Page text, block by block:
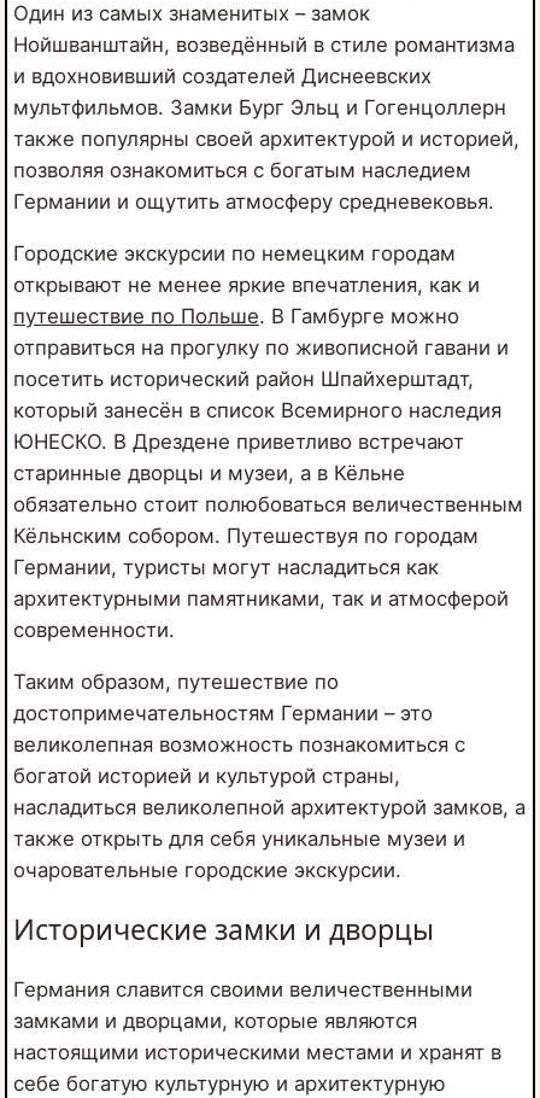
Один из самых знаменитых – замок
Нойшванштайн, возведённый в стиле романтизма
и вдохновивший создателей Диснеевских
мультфильмов. Замки Бург Эльц и Гогенцоллерн
также популярны своей архитектурой и историей,
позволяя ознакомиться с богатым наследием
Германии и ощутить атмосферу средневековья.
Городские экскурсии по немецким городам
открывают не менее яркие впечатления, как и
путешествие по Польше. В Гамбурге можно
отправиться на прогулку по живописной гавани и
посетить исторический район Шпайхерштадт,
который занесён в список Всемирного наследия
ЮНЕСКО. В Дрездене приветливо встречают
старинные дворцы и музеи, а в Кёльне
обязательно стоит полюбоваться величественным
Кёльнским собором. Путешествуя по городам
Германии, туристы могут насладиться как
архитектурными памятниками, так и атмосферой
современности.
Таким образом, путешествие по
достопримечательностям Германии – это
великолепная возможность познакомиться с
богатой историей и культурой страны,
насладиться великолепной архитектурой замков, а
также открыть для себя уникальные музеи и
очаровательные городские экскурсии.
Исторические замки и дворцы
Германия славится своими величественными
замками и дворцами, которые являются
настоящими историческими местами и хранят в
себе богатую культурную и архитектурную